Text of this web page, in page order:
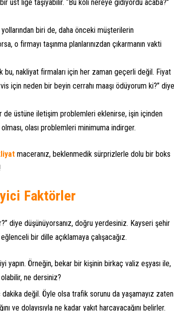
üst lige taşıyabilir. “Bu koli nereye gidiyordu acaba?”
biri de, daha önceki müşterilerin
o firmayı taşınma planlarınızdan çıkarmanın vakti
bu, nakliyat firmaları için her zaman geçerli değil. Fiyat
için neden bir beyin cerrahı maaşı ödüyorum ki?” diye
de üstüne iletişim problemleri eklenirse, işin içinden
olması, olası problemleri minimuma indirger.
maceranız, beklenmedik sürprizlerle dolu bir boks
Faktörler
diye düşünüyorsanız, doğru yerdesiniz. Kayseri şehir
bir dille açıklamaya çalışacağız.
yapın. Örneğin, bekar bir kişinin birkaç valiz eşyası ile,
ne dersiniz?
değil. Öyle olsa trafik sorunu da yaşamayız
ve dolayısıyla ne kadar yakıt harcayacağını belirler.